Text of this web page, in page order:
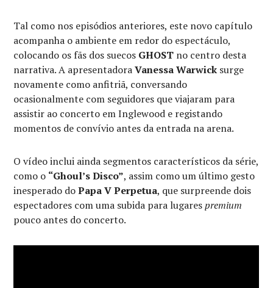
Tal como nos episódios anteriores, este novo capítulo
acompanha o ambiente em redor do espectáculo,
colocando os fãs dos suecos GHOST no centro desta
narrativa. A apresentadoraVanessa Warwick surge
novamente como anfitriã, conversando
ocasionalmente com seguidores que viajaram para
assistir ao concerto em Inglewood e registando
momentos de convívio antes da entrada na arena.
O vídeo inclui ainda segmentos característicos da série,
como o “Ghoul’s Disco”, assim como um último gesto
inesperado doPapa V Perpetua, que surpreende dois
espectadores com uma subida para lugarespremium
pouco antes do concerto.